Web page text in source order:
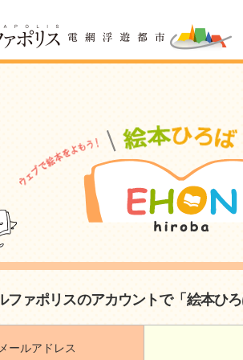
ファポリスのアカウントで「絵本ひ
ールアドレス